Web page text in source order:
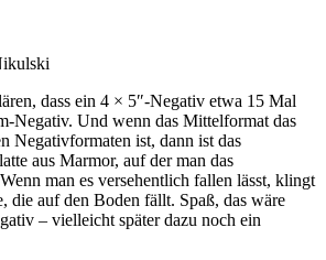
dass ein 4 × 5″-Negativ etwa 15 Mal
Negativ. Und wenn das Mittelformat das
Negativformaten ist, dann ist das
aus Marmor, auf der man das
man es versehentlich fallen lässt, klingt
die auf den Boden fällt. Spaß, das wäre
– vielleicht später dazu noch ein